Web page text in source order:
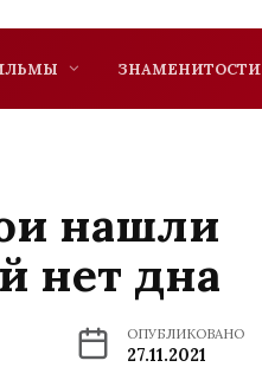
ЗНАМЕНИТОСТИ
нашли
нет дна
ОПУБЛИКОВАНО
27.11.2021